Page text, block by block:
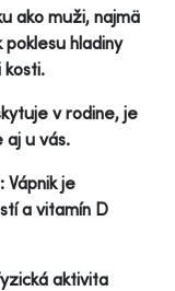
ako muži, najmä
hladiny
kosti.
v rodine, je
aj u vás.
Vápnik je
a vitamín D
aktivita